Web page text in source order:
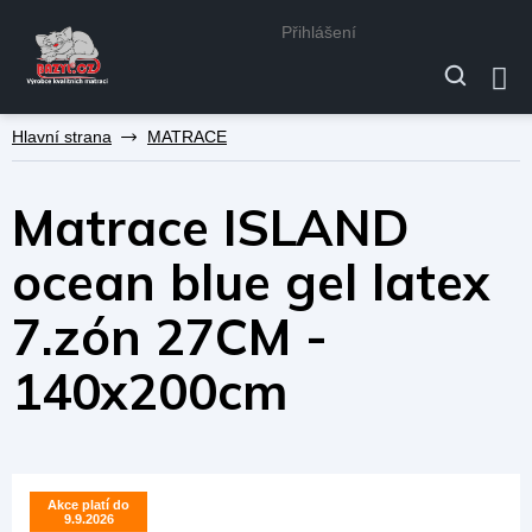
na
Přihlášení
MATRACE
Matrace ISLAND
ocean blue gel latex
7.zón 27CM -
140x200cm
Akce platí do
9.9.2026
Akce platí do
9.9.2026